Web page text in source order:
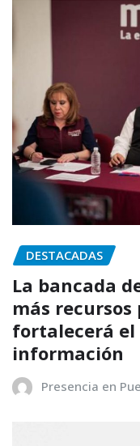
DESTACADAS
La bancada
más
fortalecerá el
información
Presencia en